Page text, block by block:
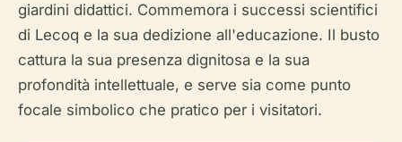
giardini didattici. Commemora i successi scientifici
di Lecoq e la sua dedizione all'educazione. Il busto
cattura la sua presenza dignitosa e la sua
profondità intellettuale, e serve sia come punto
focale simbolico che pratico per i visitatori.